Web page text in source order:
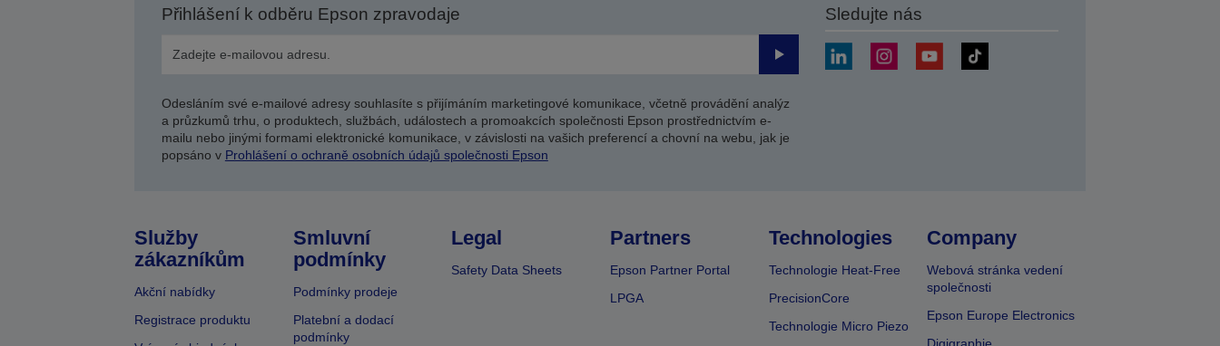
Přihlášení k odběru Epson zpravodaje
Odeslat
Odesláním své e-mailové adresy souhlasíte s přijímáním marketingové komunikace, včetně provádění analýz
a průzkumů trhu, o produktech, službách, událostech a promoakcích společnosti Epson prostřednictvím e-
mailu nebo jinými formami elektronické komunikace, v závislosti na vašich preferencí a chovní na webu, jak je
popsáno v Prohlášení o ochraně osobních údajů společnosti Epson
Sledujte nás
Služby
zákazníkům
Akční nabídky
Registrace produktu
Smluvní
podmínky
Podmínky prodeje
Platební a dodací
podmínky
Legal
Safety Data Sheets
Partners
Epson Partner Portal
LPGA
Technologies
Technologie Heat-Free
PrecisionCore
Technologie Micro Piezo
Company
Webová stránka vedení
společnosti
Epson Europe Electronics